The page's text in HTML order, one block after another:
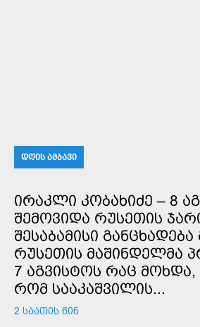
ᲓᲦᲘᲡ ᲐᲛᲑᲐᲕᲘ
ᲘᲠᲐᲙᲚᲘ ᲙᲝᲑᲐᲮᲘᲫᲔ – 8
ᲨᲔᲛᲝᲕᲘᲓᲐ ᲠᲣᲡᲔᲗᲘᲡ
ᲨᲔᲡᲐᲑᲐᲛᲘᲡᲘ ᲒᲐᲜᲪᲮᲐᲓᲔᲑᲐ
ᲠᲣᲡᲔᲗᲘᲡ ᲛᲐᲨᲘᲜᲓᲔᲚᲛᲐ
7 ᲐᲒᲕᲘᲡᲢᲝᲡ ᲠᲐᲪ ᲛᲝᲮᲓᲐ,
ᲠᲝᲛ ᲡᲐᲐᲙᲐᲨᲕᲘᲚᲘᲡ...
2 ᲡᲐᲐᲗᲘᲡ ᲬᲘᲜ